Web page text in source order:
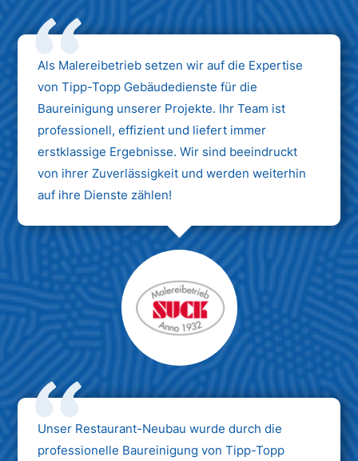
Als Malereibetrieb setzen wir auf die Expertise
von Tipp-Topp Gebäudedienste für die
Baureinigung unserer Projekte. Ihr Team ist
professionell, effizient und liefert immer
erstklassige Ergebnisse. Wir sind beeindruckt
von ihrer Zuverlässigkeit und werden weiterhin
auf ihre Dienste zählen!
Unser Restaurant-Neubau wurde durch die
professionelle Baureinigung von Tipp-Topp